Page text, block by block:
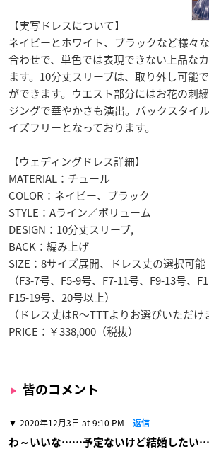
【実写ドレスについて】
ネイビーとホワイト、ブラックなど様々
合わせで、単色では表現できない上品な
ます。10分丈スリーブは、取り外し可能
ができます。ウエスト部分にはお花の刺
ジングで華やかさも演出。バックスタイ
イズフリーとなっております。
【ウェディングドレス詳細】
MATERIAL：チュール
COLOR：ネイビー、ブラック
STYLE：Aライン／ボリューム
DESIGN：10分丈スリーブ,
BACK：編み上げ
SIZE：8サイズ展開、ドレス丈の選択可能
（F3-7号、F5-9号、F7-11号、F9-13号、
F15-19号、20号以上）
（ドレス丈はR〜TTTよりお選びいただけ
PRICE：￥338,000（税抜）
皆のコメント
2020年12月3日 at 9:10 PM 返信
わ～いいな……予定ないけど結婚したい